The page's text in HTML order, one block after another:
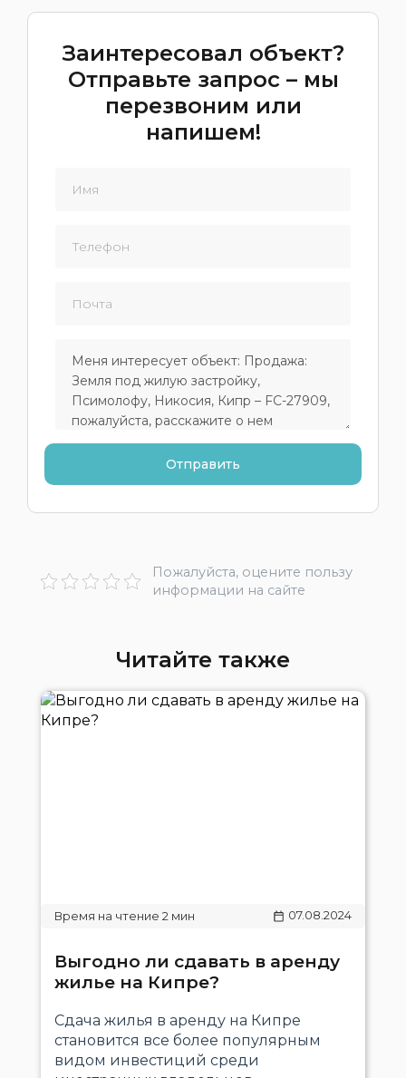
Заинтересовал объект?
Отправьте запрос – мы
перезвоним или
напишем!
Пожалуйста, оцените пользу
информации на сайте
Читайте также
07.08.2024
Выгодно ли сдавать в аренду
жилье на Кипре?
Сдача жилья в аренду на Кипре
становится все более популярным
видом инвестиций среди